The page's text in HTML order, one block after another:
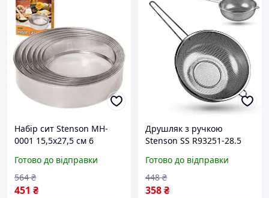
Набір сит Stenson MH-
0001 15,5х27,5 см 6
Готово до відправки
451 ₴
564 ₴
Друшляк з ручкою
Stenson SS R93251-28.5
Готово до відправки
358₴
448 ₴